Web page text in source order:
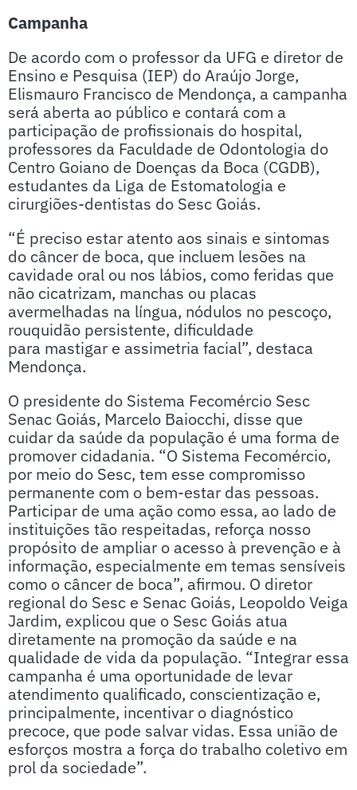
Campanha
De acordo com o professor da UFG e diretor de
Ensino e Pesquisa (IEP) do Araújo Jorge,
Elismauro Francisco de Mendonça, a campanha
será aberta ao público e contará com a
participação de profissionais do hospital,
professores da Faculdade de Odontologia do
Centro Goiano de Doenças da Boca (CGDB),
estudantes da Liga de Estomatologia e
cirurgiões-dentistas do Sesc Goiás.
“É preciso estar atento aos sinais e sintomas
do câncer de boca, que incluem lesões na
cavidade oral ou nos lábios, como feridas que
não cicatrizam, manchas ou placas
avermelhadas na língua, nódulos no pescoço,
rouquidão persistente, dificuldade
para mastigar e assimetria facial”, destaca
Mendonça.
O presidente do Sistema Fecomércio Sesc
Senac Goiás, Marcelo Baiocchi, disse que
cuidar da saúde da população é uma forma de
promover cidadania. “O Sistema Fecomércio,
por meio do Sesc, tem esse compromisso
permanente com o bem-estar das pessoas.
Participar de uma ação como essa, ao lado de
instituições tão respeitadas, reforça nosso
propósito de ampliar o acesso à prevenção e à
informação, especialmente em temas sensíveis
como o câncer de boca”, afirmou. O diretor
regional do Sesc e Senac Goiás, Leopoldo Veiga
Jardim, explicou que o Sesc Goiás atua
diretamente na promoção da saúde e na
qualidade de vida da população. “Integrar essa
campanha é uma oportunidade de levar
atendimento qualificado, conscientização e,
principalmente, incentivar o diagnóstico
precoce, que pode salvar vidas. Essa união de
esforços mostra a força do trabalho coletivo em
prol da sociedade”.